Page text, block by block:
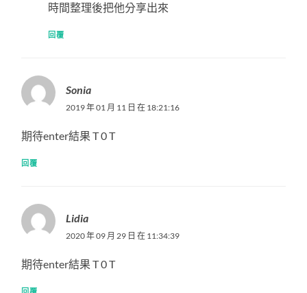
時間整理後把他分享出來
回覆
Sonia
2019 年 01 月 11 日 在 18:21:16
期待enter結果 T 0 T
回覆
Lidia
2020 年 09 月 29 日 在 11:34:39
期待enter結果 T 0 T